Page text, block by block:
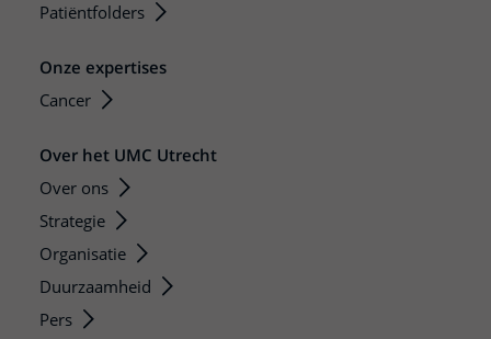
Patiëntfolders
Onze expertises
Cancer
Over het UMC Utrecht
Over ons
Strategie
Organisatie
Duurzaamheid
Pers